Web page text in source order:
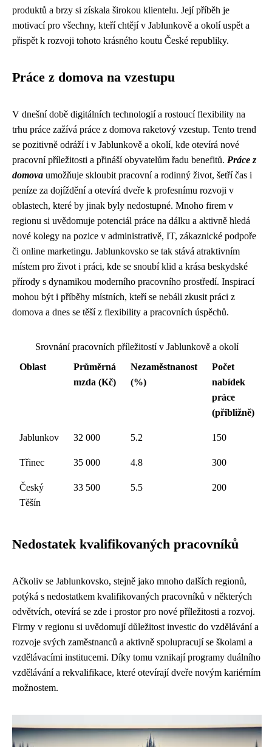
produktů a brzy si získala širokou klientelu. Její příběh je
motivací pro všechny, kteří chtějí v Jablunkově a okolí uspět a
přispět k rozvoji tohoto krásného koutu České republiky.
Práce z domova na vzestupu
V dnešní době digitálních technologií a rostoucí flexibility na
trhu práce zažívá práce z domova raketový vzestup. Tento trend
se pozitivně odráží i v Jablunkově a okolí, kde otevírá nové
pracovní příležitosti a přináší obyvatelům řadu benefitů. Práce z
domova umožňuje skloubit pracovní a rodinný život, šetří čas i
peníze za dojíždění a otevírá dveře k profesnímu rozvoji v
oblastech, které by jinak byly nedostupné. Mnoho firem v
regionu si uvědomuje potenciál práce na dálku a aktivně hledá
nové kolegy na pozice v administrativě, IT, zákaznické podpoře
či online marketingu. Jablunkovsko se tak stává atraktivním
místem pro život i práci, kde se snoubí klid a krása beskydské
přírody s dynamikou moderního pracovního prostředí. Inspirací
mohou být i příběhy místních, kteří se nebáli zkusit práci z
domova a dnes se těší z flexibility a pracovních úspěchů.
Srovnání pracovních příležitostí v Jablunkově a okolí
Oblast
Průměrná
mzda (Kč)
Nezaměstnanost
(%)
Počet
nabídek
práce
(přibližně)
Jablunkov 32 000 5.2 150
Třinec 35 000 4.8 300
Český
Těšín
33 500 5.5 200
Nedostatek kvalifikovaných pracovníků
Ačkoliv se Jablunkovsko, stejně jako mnoho dalších regionů,
potýká s nedostatkem kvalifikovaných pracovníků v některých
odvětvích, otevírá se zde i prostor pro nové příležitosti a rozvoj.
Firmy v regionu si uvědomují důležitost investic do vzdělávání a
rozvoje svých zaměstnanců a aktivně spolupracují se školami a
vzdělávacími institucemi. Díky tomu vznikají programy duálního
vzdělávání a rekvalifikace, které otevírají dveře novým kariérním
možnostem.